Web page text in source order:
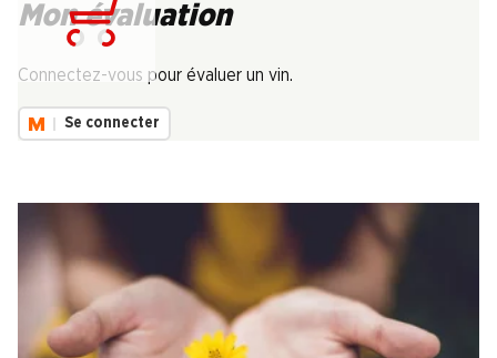
Mon évaluation
Connectez-vous pour évaluer un vin.
Se connecter